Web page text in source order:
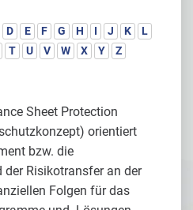
D E F G H I J K
L
T U V W X Y Z
Sheet Protection
orientiert
bzw. die
der Risikotransfer an der
Folgen für das